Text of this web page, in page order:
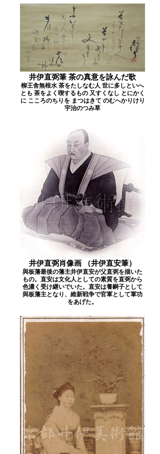
井伊直弼筆 茶の真意を詠んだ歌
柳王舎無根水 茶をたしなむ人 世に多しといへ
とも 茶をよく喫するもの 又すくなし とにかく
に こころのちりを まつはきて のむへかりけり
宇治のつみ草
井伊直弼肖像画 （井伊直安筆）
與板藩最後の藩主井伊直安が父直弼を描いた
もの。直安は文化人としての素質を直弼から
色濃く受け継いでいた。直安は養嗣子として
與板藩主となり、維新戦争で官軍として軍功
をあげた。